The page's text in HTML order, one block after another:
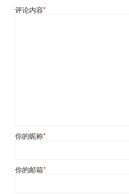
评论内容*
你的昵称*
你的邮箱*